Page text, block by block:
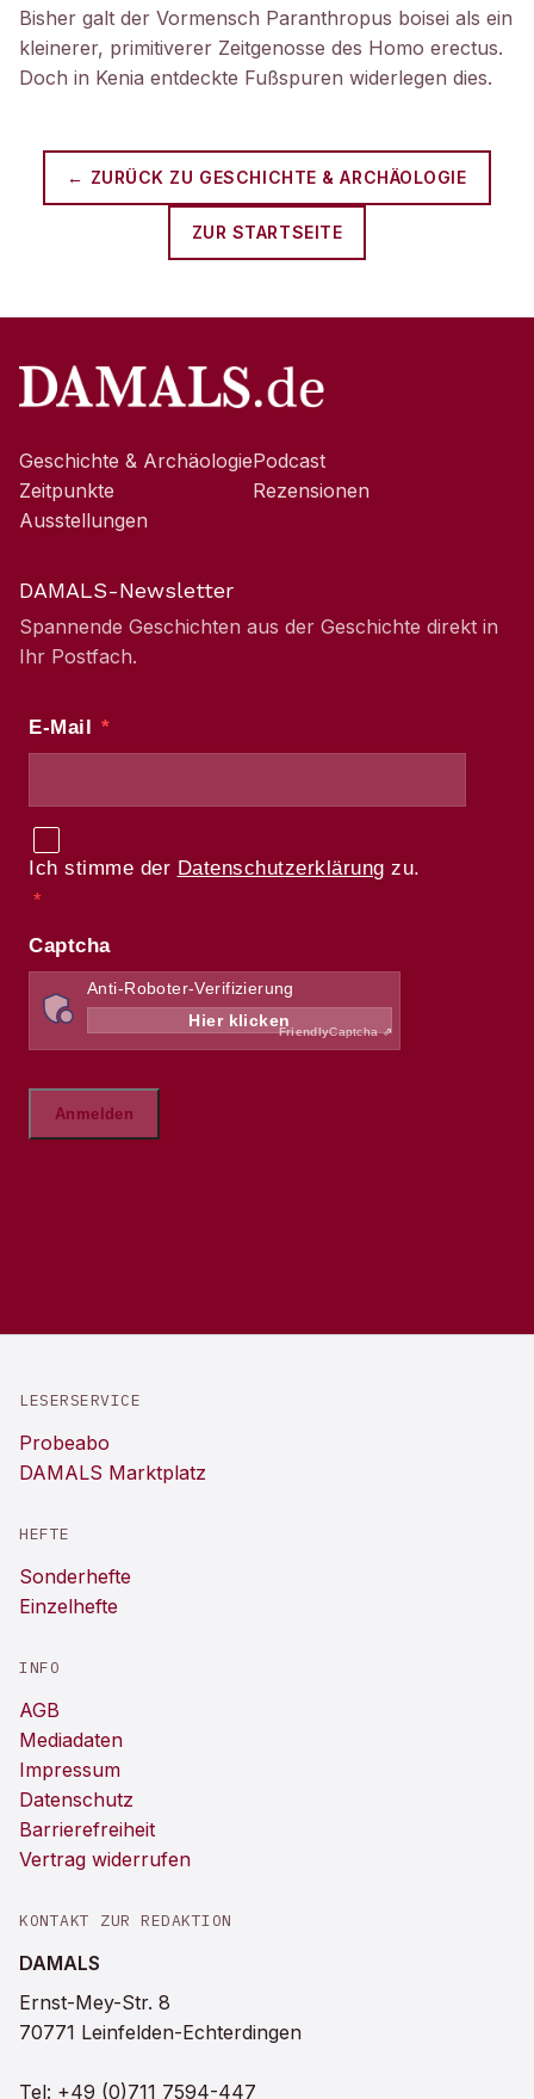
Bisher galt der Vormensch Paranthropus boisei als ein
kleinerer, primitiverer Zeitgenosse des Homo erectus.
Doch in Kenia entdeckte Fußspuren widerlegen dies.
← ZURÜCK ZU GESCHICHTE & ARCHÄOLOGIE
ZUR STARTSEITE
Geschichte & Archäologie
Zeitpunkte
Ausstellungen
Podcast
Rezensionen
DAMALS-Newsletter
Spannende Geschichten aus der Geschichte direkt in
Ihr Postfach.
LESERSERVICE
Probeabo
DAMALS Marktplatz
HEFTE
Sonderhefte
Einzelhefte
INFO
AGB
Mediadaten
Impressum
Datenschutz
Barrierefreiheit
Vertrag widerrufen
KONTAKT ZUR REDAKTION
DAMALS
Ernst-Mey-Str. 8
70771 Leinfelden-Echterdingen
Tel: +49 (0)711 7594-447